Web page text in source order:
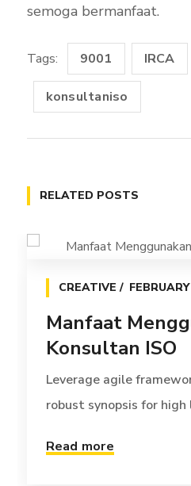
semoga bermanfaat.
Tags: 9001 IRCA
konsultaniso
RELATED POSTS
CREATIVE
Manfaat
Konsultan ISO
Leverage agile
robust synopsis for
Read more